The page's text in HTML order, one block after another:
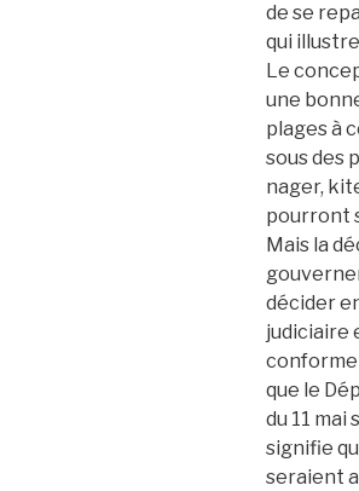
de se
qui
Le
une
plages à
sous des
nager,
pourront
Mais la
décider
judiciaire
conforme
que le
du 11
signifie
seraient